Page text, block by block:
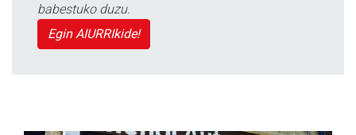
babestuko duzu.
Egin AIURRIkide!